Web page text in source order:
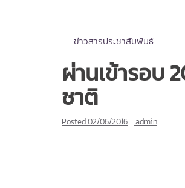
ข่าวสารประชาสัมพันธ์
ผ่านเข้ารอบ
ชาติ
Posted02/06/2016 admin